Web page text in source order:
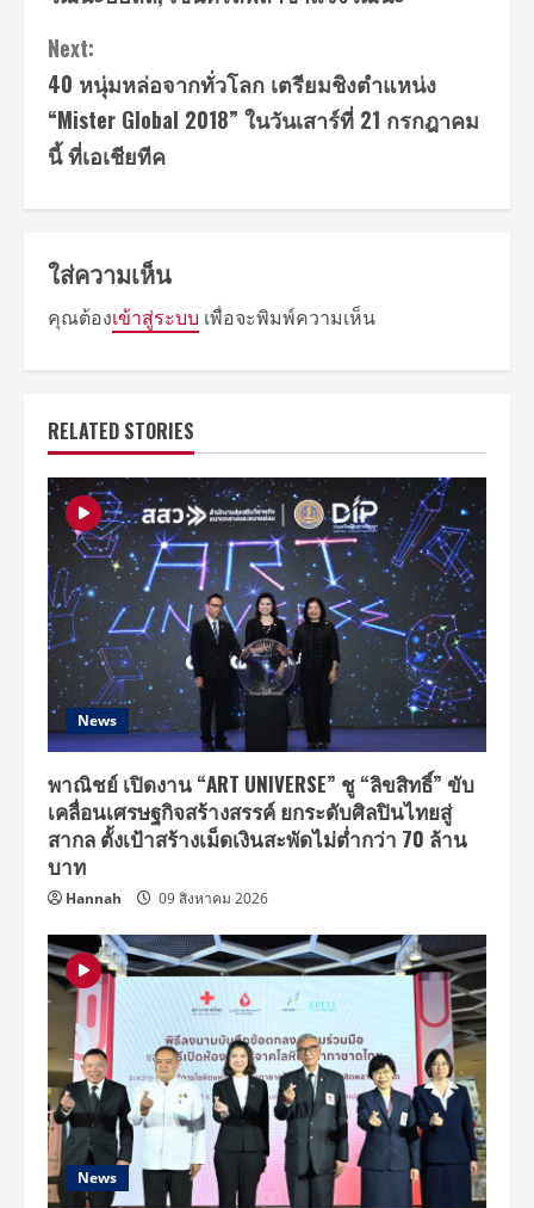
Next:
40 หนุ่มหล่อจากทั่วโลก เตรียมชิงตำแหน่ง
“Mister Global 2018” ในวันเสาร์ที่ 21 กรกฎาคม
นี้ ที่เอเชียทีค
ใส่ความเห็น
คุณต้องเข้าสู่ระบบ เพื่อจะพิมพ์ความเห็น
RELATED STORIES
News
พาณิชย์ เปิดงาน “ART UNIVERSE” ชู “ลิขสิทธิ์” ขับ
เคลื่อนเศรษฐกิจสร้างสรรค์ ยกระดับศิลปินไทยสู่
สากล ตั้งเป้าสร้างเม็ดเงินสะพัดไม่ต่ำกว่า 70 ล้าน
บาท
Hannah 09 สิงหาคม 2026
News